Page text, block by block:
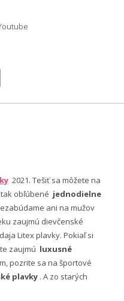
2021. Tešiť sa môžete na
obľúbené jednodielne
ani na mužov
zaujmú dievčenské
Litex plavky. Pokiaľ si
zaujmú luxusné
pozrite sa na športové
plavky . A zo starých